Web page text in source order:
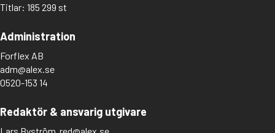
Titlar: 185 299 st
Administration
Forflex AB
adm@alex.se
0520-153 14
Redaktör & ansvarig utgivare